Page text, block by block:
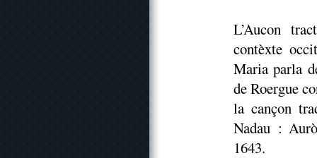
L’Aucon
contèxte
Maria parla
de Roergue
la cançon
Nadau :
1643.